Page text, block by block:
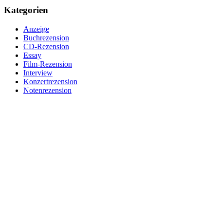
Kategorien
Anzeige
Buchrezension
CD-Rezension
Essay
Film-Rezension
Interview
Konzertrezension
Notenrezension